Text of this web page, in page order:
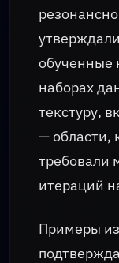
обученные
наборах
текстуру,
— области,
требовали
итераций
Примеры